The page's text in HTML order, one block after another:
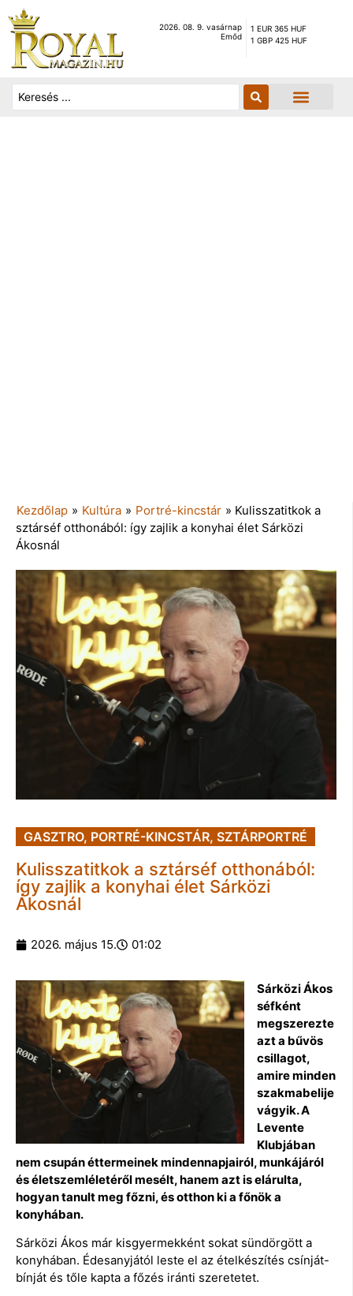
2026. 08. 9. vasárnap
Emőd
1 EUR 365 HUF
1 GBP 425 HUF
Kezdőlap » Kultúra » Portré-kincstár » Kulisszatitkok a
sztárséf otthonából: így zajlik a konyhai élet Sárközi
Ákosnál
GASZTRO, PORTRÉ-KINCSTÁR, SZTÁRPORTRÉ
Kulisszatitkok a sztárséf otthonából:
így zajlik a konyhai élet Sárközi
Ákosnál
2026. május 15. 01:02
Sárközi Ákos
séfként
megszerezte
azt a bűvös
csillagot,
amire minden
szakmabelije
vágyik. A
Levente
Klubjában
nem csupán éttermeinek mindennapjairól, munkájáról
és életszemléletéről mesélt, hanem azt is elárulta,
hogyan tanult meg főzni, és otthon ki a főnök a
konyhában.
Sárközi Ákos már kisgyermekként sokat sündörgött a
konyhában. Édesanyjától leste el az ételkészítés csínját-
bínját és tőle kapta a főzés iránti szeretetet.